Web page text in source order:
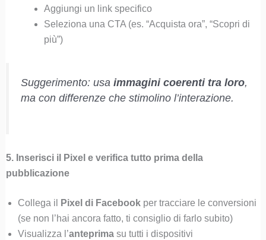
Aggiungi un link specifico
Seleziona una CTA (es. “Acquista ora”, “Scopri di
più”)
Suggerimento: usa immagini coerenti tra loro,
ma con differenze che stimolino l’interazione.
5. Inserisci il Pixel e verifica tutto prima della
pubblicazione
Collega il Pixel di Facebookper tracciare le conversioni
(se non l’hai ancora fatto, ti consiglio di farlo subito)
Visualizza l’anteprimasu tutti i dispositivi